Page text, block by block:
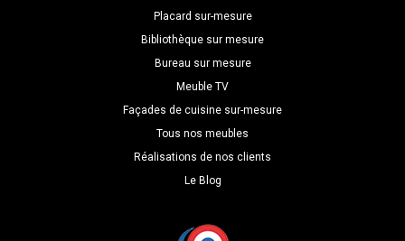
Placard sur-mesure
Bibliothèque sur mesure
Bureau sur mesure
Meuble TV
Façades de cuisine sur-mesure
Tous nos meubles
Réalisations de nos clients
Le Blog